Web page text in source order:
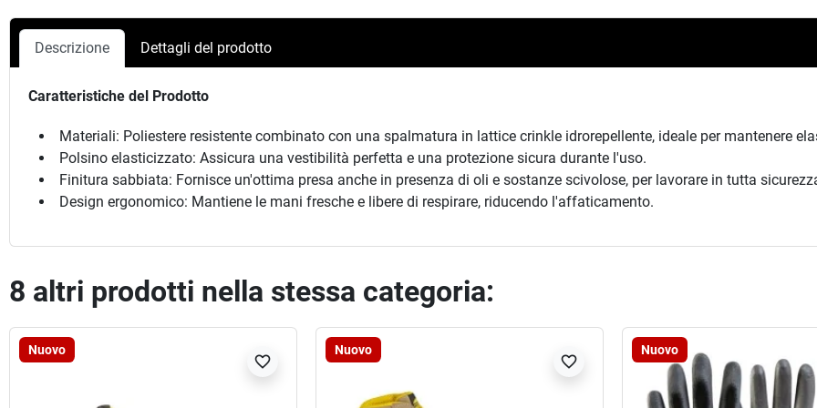
Descrizione Dettagli del prodotto
Caratteristiche del Prodotto
Materiali: Poliestere resistente combinato con una spalmatura in lattice crinkle idrorepellente, ideale per mantenere
Polsino elasticizzato: Assicura una vestibilità perfetta e una protezione sicura durante l'uso.
Finitura sabbiata: Fornisce un'ottima presa anche in presenza di oli e sostanze scivolose, per lavorare in tutta
Design ergonomico: Mantiene le mani fresche e libere di respirare, riducendo l'affaticamento.
8 altri prodotti nella stessa categoria:
Nuovo
favorite_border
Nuovo
favorite_border
Nuovo